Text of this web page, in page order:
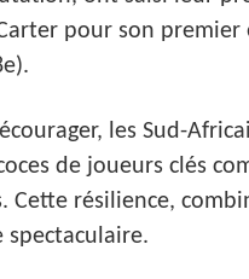
pour son
les Sud-
de joueurs clés
Cette résilience,